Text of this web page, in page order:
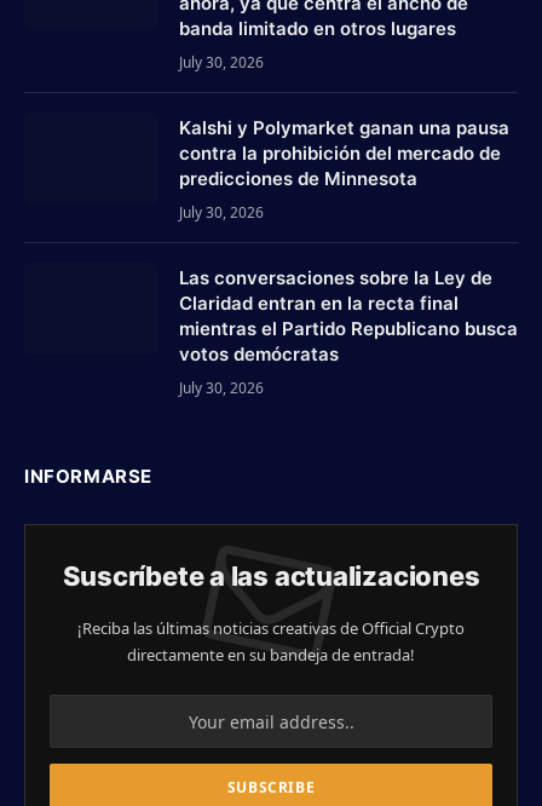
banda limitado en otros lugares
July 30, 2026
Kalshi y Polymarket ganan una pausa
contra la prohibición del mercado de
predicciones de Minnesota
July 30, 2026
Las conversaciones sobre la Ley de
Claridad entran en la recta final
mientras el Partido Republicano busca
votos demócratas
July 30, 2026
INFORMARSE
Suscríbete a las actualizaciones
¡Reciba las últimas noticias creativas de Official Crypto
directamente en su bandeja de entrada!